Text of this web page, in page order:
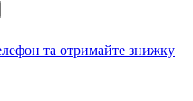
та отримайте знижку